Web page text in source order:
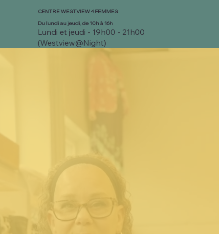
CENTRE WESTVIEW 4 FEMMES
Du lundi au jeudi, de 10h à 16h
Lundi et jeudi - 19h00 - 21h00
(Westview@Night)